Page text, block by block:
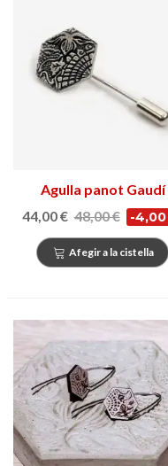
Agulla panot Gaudí
44,00 € 48,00 € -
Afegir a la cistella